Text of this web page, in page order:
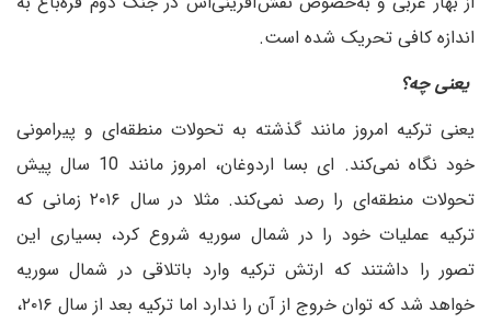
اندازه کافی تحریک شده است.
‌ یعنی چه؟
یعنی ترکیه امروز مانند گذشته به تحولات منطقه‌ای و پیرامونی
خود نگاه نمی‌کند. ای بسا اردوغان، امروز مانند 10 سال پیش
تحولات منطقه‌ای را رصد نمی‌کند. مثلا در سال ۲۰۱۶ زمانی که
ترکیه عملیات خود را در شمال سوریه شروع کرد، بسیاری این
تصور را داشتند که ارتش ترکیه وارد باتلاقی در شمال سوریه
خواهد شد که توان خروج از آن را ندارد اما ترکیه بعد از سال ۲۰۱۶،